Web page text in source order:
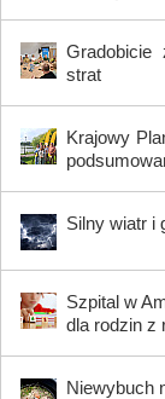
Gradobicie
strat
Krajowy
Silny wiatr i
Szpital w
dla rodzin z
Niewybuch